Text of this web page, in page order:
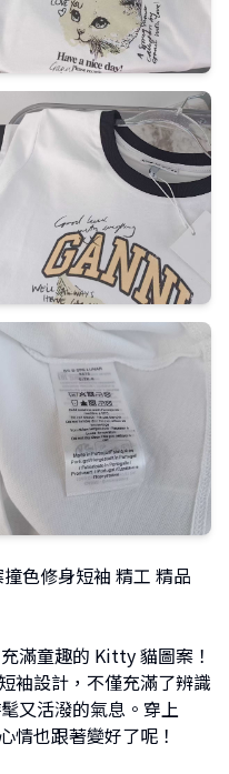
色修身短袖 精工 精品
滿童趣的 Kitty 貓圖案！
袖設計，不僅充滿了辨識
又活潑的氣息。穿上
情也跟著變好了呢！